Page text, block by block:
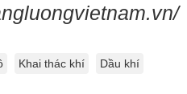
Khai thác khí
Dầu khí